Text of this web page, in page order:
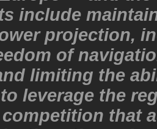
include
projection,
of
limiting the
leverage the
that